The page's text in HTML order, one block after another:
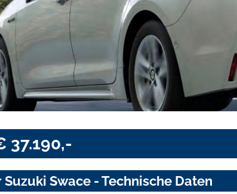
37.190,-
Suzuki Swace - Technische Daten